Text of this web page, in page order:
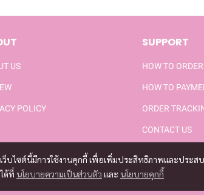
เว็บไซต์นี้มีการใช้งานคุกกี้ เพื่อเพิ่มประสิทธิภาพและประส
ได้ที่ นโยบายความเป็นส่วนตัว และ นโยบายคุกกี้
US
POLICY
SUPPORT
HOW TO ORDER
HOW TO
ORDER
CONTACT US